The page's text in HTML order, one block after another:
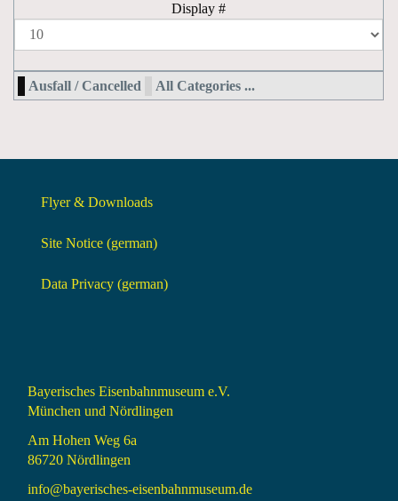
Display #
Ausfall / Cancelled All Categories ...
Flyer & Downloads
Site Notice (german)
Data Privacy (german)
Bayerisches Eisenbahnmuseum e.V.
München und Nördlingen
Am Hohen Weg 6a
86720 Nördlingen
info@bayerisches-eisenbahnmuseum.de